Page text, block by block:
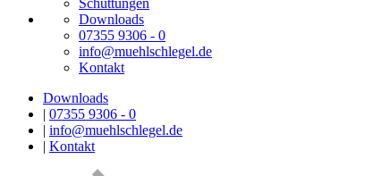
Downloads
07355 9306 - 0
info@muehlschlegel.de
Kontakt
Downloads
| 07355 9306 - 0
| info@muehlschlegel.de
| Kontakt